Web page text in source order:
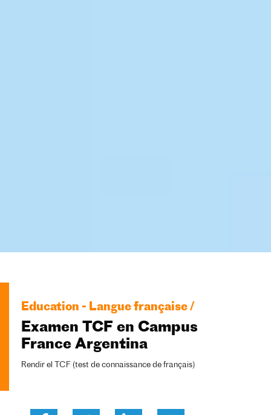
Education - Langue française /
Examen TCF en Campus
France Argentina
Rendir el TCF (test de connaissance de français)